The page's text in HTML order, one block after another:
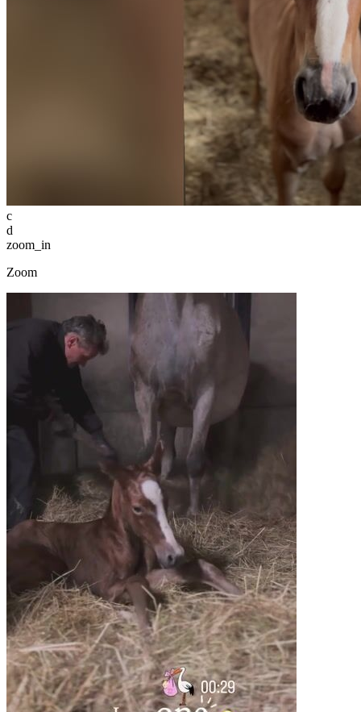
c
d
zoom_in
Zoom